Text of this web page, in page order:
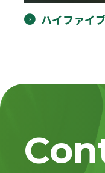
ハイファイ